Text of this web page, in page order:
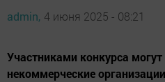
admin, 4 июня 2025 - 08:21
Участниками конкурса
некоммерческие